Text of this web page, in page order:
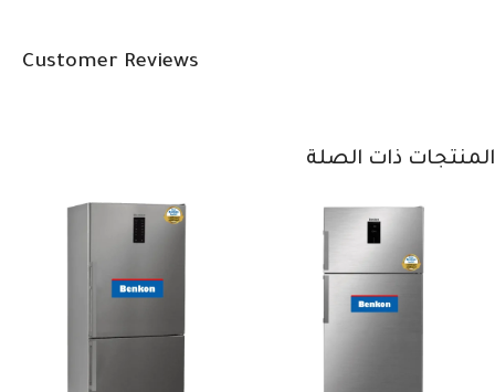
Customer Reviews
المنتجات ذات الصلة